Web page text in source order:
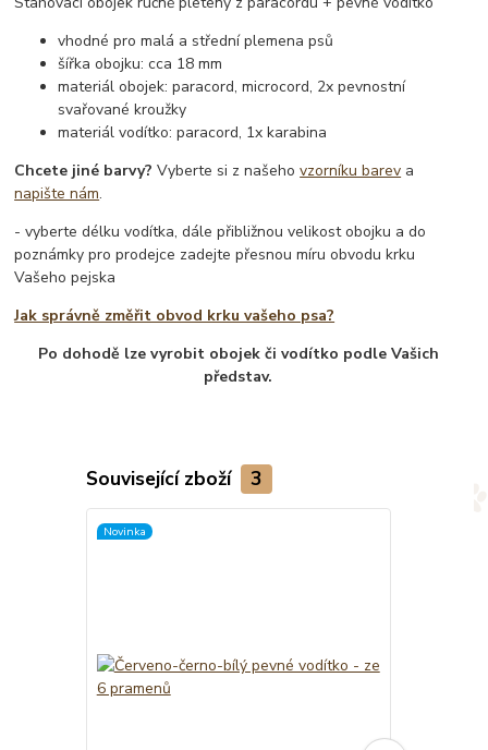
vhodné pro malá a střední plemena psů
šířka obojku: cca 18 mm
materiál obojek: paracord, microcord, 2x pevnostní
svařované kroužky
materiál vodítko: paracord, 1x karabina
Chcete jiné barvy? Vyberte si z našehovzorníku barev a
napište nám.
- vyberte délku vodítka, dále přibližnou velikost obojku a do
poznámky pro prodejce zadejte přesnou míru obvodu krku
Vašeho pejska
Jak správně změřit obvod krku vašeho psa?
Po dohodě lze vyrobit obojek či vodítko podle Vašich
představ.
Související zboží 3
Novinka